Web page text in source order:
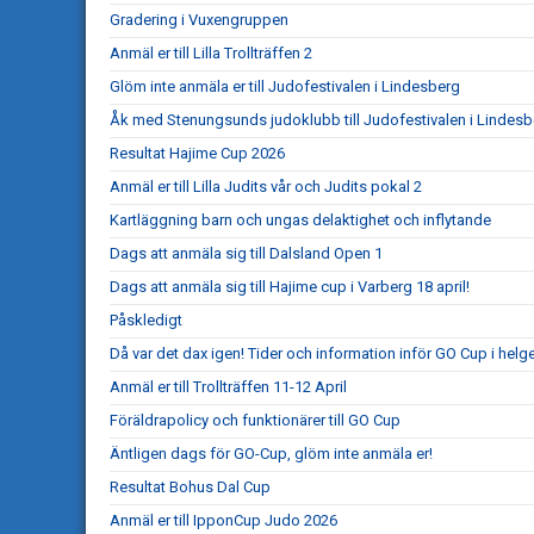
Gradering i Vuxengruppen
Anmäl er till Lilla Trollträffen 2
Glöm inte anmäla er till Judofestivalen i Lindesberg
Åk med Stenungsunds judoklubb till Judofestivalen i
Resultat Hajime Cup 2026
Anmäl er till Lilla Judits vår och Judits pokal 2
Kartläggning barn och ungas delaktighet och inflytande
Dags att anmäla sig till Dalsland Open 1
Dags att anmäla sig till Hajime cup i Varberg 18 april!
Påskledigt
Då var det dax igen! Tider och information inför GO Cup i
Anmäl er till Trollträffen 11-12 April
Föräldrapolicy och funktionärer till GO Cup
Äntligen dags för GO-Cup, glöm inte anmäla er!
Resultat Bohus Dal Cup
Anmäl er till IpponCup Judo 2026